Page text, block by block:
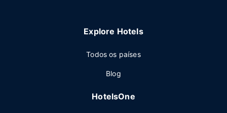
Explore Hotels
Todos os países
Blog
HotelsOne